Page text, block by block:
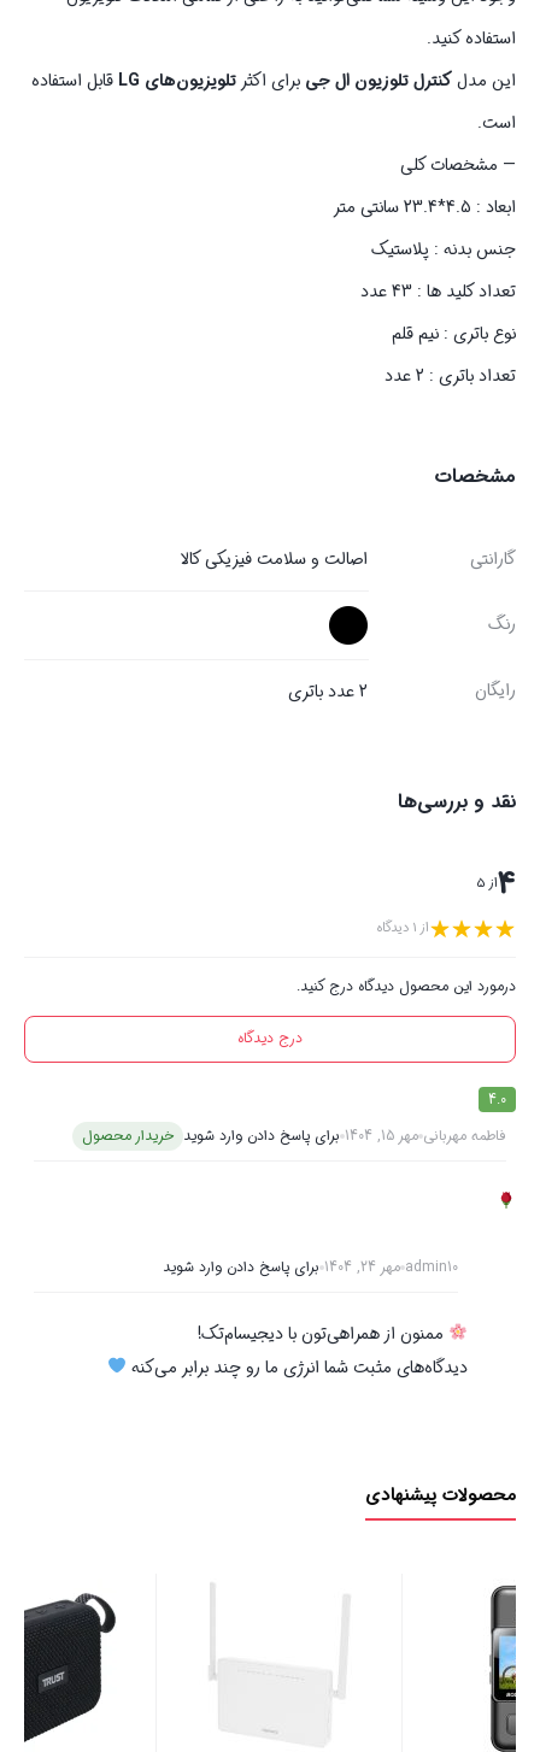
استفاده کنید.
این مدلکنترل تلوزیون ال جی برای اکثر تلویزیون‌های LG
قابل استفاده
است.
— مشخصات کلی
ابعاد : 4.5*23.4 سانتی متر
جنس بدنه : پلاستیک
تعداد کلید ها : 43 عدد
نوع باتری : نیم قلم
تعداد باتری : 2 عدد
مشخصات
گارانتی اصالت و سلامت فیزیکی کالا
رنگ
رایگان 2 عدد باتری
نقد و بررسی‌ها
4از 5
از 1 دیدگاه
درمورد این محصول دیدگاه درج کنید.
درج دیدگاه
4.0
فاطمه مهربانی مهر 15, 1404 برای پاسخ دادن وارد شوید خریدار محصول
admin10 مهر 24, 1404 برای پاسخ دادن وارد شوید
ممنون از همراهی‌تون با دیجیسام‌تک!
دیدگاه‌های مثبت شما انرژی ما رو چند برابر می‌کنه
محصولات پیشنهادی